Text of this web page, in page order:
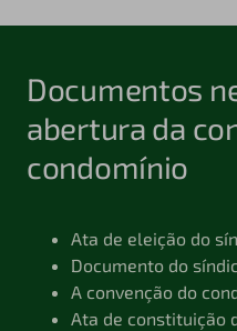
Documentos
abertura da
condomínio
Ata de eleição do
Documento do
A convenção do
Ata de constituição